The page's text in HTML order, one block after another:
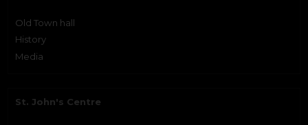
Old Town hall
History
Media
St. John's Centre